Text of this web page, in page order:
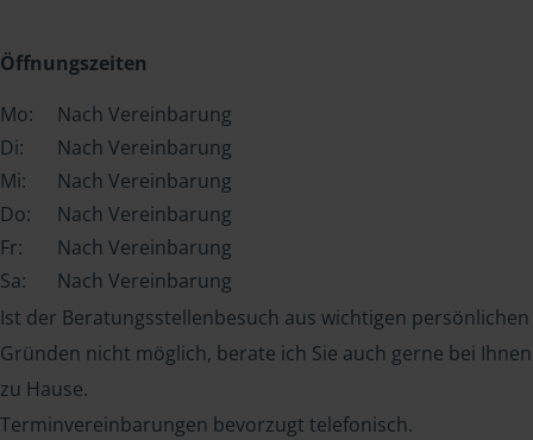
Öffnungszeiten
Mo:
Nach Vereinbarung
Di:
Nach Vereinbarung
Mi:
Nach Vereinbarung
Do:
Nach Vereinbarung
Fr:
Nach Vereinbarung
Sa:
Nach Vereinbarung
Ist der Beratungsstellenbesuch aus wichtigen persönlichen
Gründen nicht möglich, berate ich Sie auch gerne bei Ihnen
zu Hause.
Terminvereinbarungen bevorzugt telefonisch.